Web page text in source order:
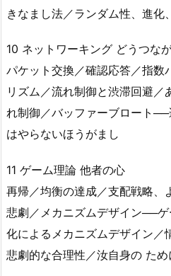
きなまし法／ランダム性、進化
10 ネットワーキング どうつな
パケット交換／確認応答／指
リズム／流れ制御と渋滞回避
れ制御／バッファーブロート
はやらないほうがまし
11 ゲーム理論 他者の心
再帰／均衡の達成／支配戦略、
悲劇／メカニズムデザイン──
化によるメカニズムデザイン
悲劇的な合理性／汝自身の ため